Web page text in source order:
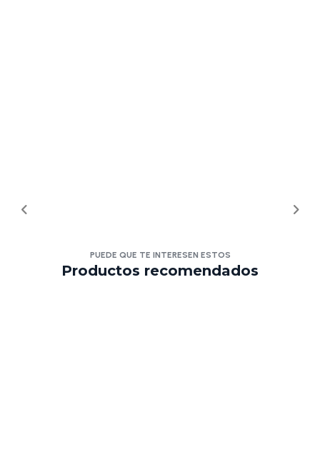
PUEDE QUE TE INTERESEN ESTOS
Productos recomendados